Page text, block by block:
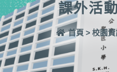
課外活
首頁 > 校園資